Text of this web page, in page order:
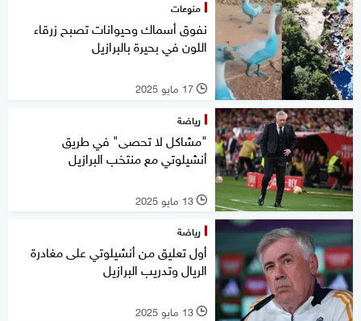
منوعات
نفوق أسماك وحيوانات تصبح زرقاء
اللون في بحيرة بالبرازيل
l 17 مايو 2025
رياضة
"مشاكل لا تحصى" في طريق
أنشيلوتي مع منتخب البرازيل
l 13 مايو 2025
رياضة
أول تعليق من أنشيلوتي على مغادرة
الريال وتدريب البرازيل
l 13 مايو 2025